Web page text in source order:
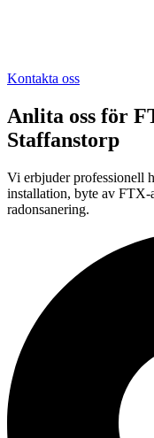
Kontakta oss
Anlita oss för
Staffanstorp
Vi erbjuder professionell
installation, byte av FTX-
radonsanering.